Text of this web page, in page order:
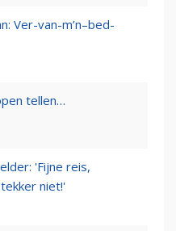
Ver-van-m’n–bed-
tellen…
'Fijne reis,
niet!'